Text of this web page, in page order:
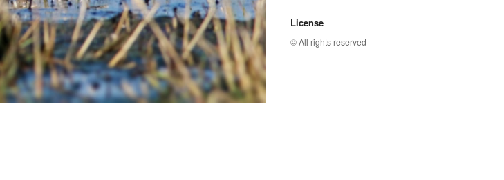
License
© All rights reserved